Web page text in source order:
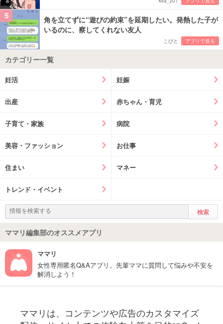
5
角を立てずに“遊びの約束”を延期したい。発熱した子が
いるのに、察してくれない友人
こびと アプリで見る
カテゴリー一覧
妊活 妊娠
出産 赤ちゃん・育児
子育て・家族 病院
美容・ファッション お仕事
住まい マネー
トレンド・イベント
ママリ編集部のオススメアプリ
ママリ
女性専用匿名Q&Aアプリ。先輩ママに質問して悩みや不安を
解消しよう！
ママリは、コンテンツや広告のカスタマイズ
妊娠〜子育て中のお役立ち情報を配信中